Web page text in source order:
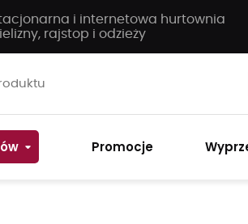
i internetowa hurtownia
rajstop i odzieży
Promocje